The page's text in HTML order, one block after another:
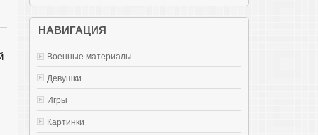
НАВИГАЦИЯ
Военные материалы
Девушки
Игры
Картинки